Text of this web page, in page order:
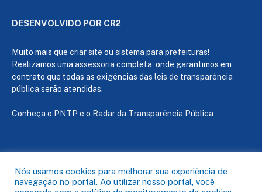
DESENVOLVIDO POR CR2
Muito mais que criar site ou sistema para prefeituras!
Realizamos uma assessoria completa, onde garantimos em
contrato que todas as exigências das leis de transparência
pública serão atendidas.
Conheça o PNTP e o Radar da Transparência Pública
Todos os direitos reservados a Câmara de Capanema
Nós usamos cookies para melhorar sua experiência de
navegação no portal. Ao utilizar nosso portal, você